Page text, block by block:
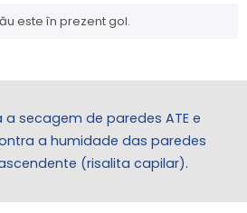
este în prezent gol.
secagem de paredes ATE e
a humidade das paredes
(risalita capilar).